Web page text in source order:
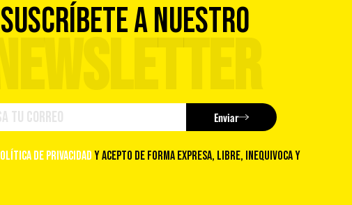
SUSCRÍBETE A NUESTRO
NEWSLETTER
de privacidady acepto de forma expresa, libre, inequivoca y
Enviar